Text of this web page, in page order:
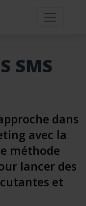
SMS
dans
avec la
méthode
lancer des
et